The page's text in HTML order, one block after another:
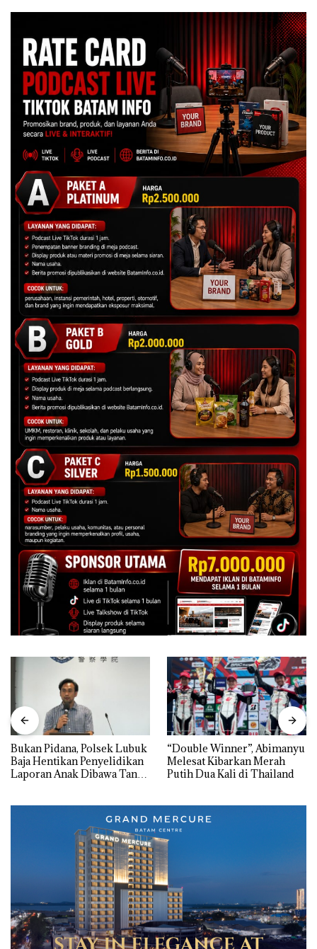
Bukan Pidana, Polsek Lubuk
Baja Hentikan Penyelidikan
Laporan Anak Dibawa Tanpa
“Double Winner”, Abimanyu
Melesat Kibarkan Merah
Putih Dua Kali di Thailand